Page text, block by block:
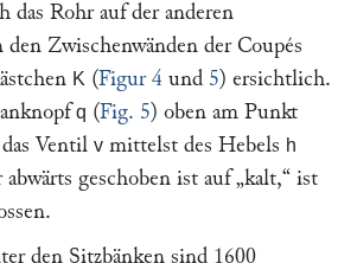
das Rohr auf der anderen
Zwischenwänden der Coupés
K (Figur 4 und 5) ersichtlich.
q (Fig. 5) oben am Punkt
Ventil v mittelst des Hebels h
geschoben ist auf„kalt,“ ist
den Sitzbänken sind 1600